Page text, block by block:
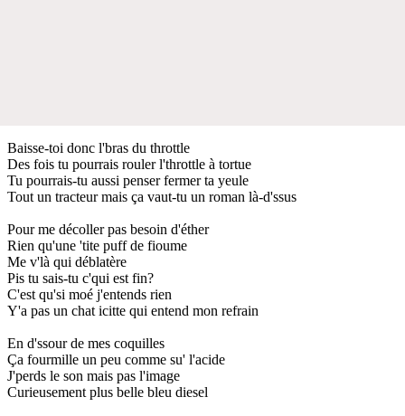
Baisse-toi donc l'bras du throttle
Des fois tu pourrais rouler l'throttle à tortue
Tu pourrais-tu aussi penser fermer ta yeule
Tout un tracteur mais ça vaut-tu un roman là-d'ssus
Pour me décoller pas besoin d'éther
Rien qu'une 'tite puff de fioume
Me v'là qui déblatère
Pis tu sais-tu c'qui est fin?
C'est qu'si moé j'entends rien
Y'a pas un chat icitte qui entend mon refrain
En d'ssour de mes coquilles
Ça fourmille un peu comme su' l'acide
J'perds le son mais pas l'image
Curieusement plus belle bleu diesel